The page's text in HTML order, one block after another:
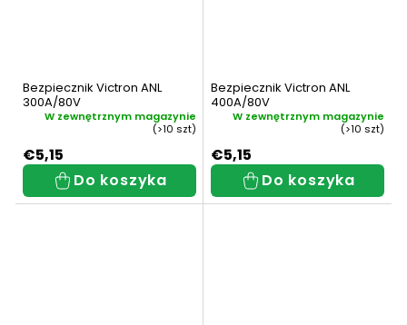
Bezpiecznik Victron ANL
300A/80V
W zewnętrznym magazynie
(>10 szt)
€5,15
Do koszyka
Bezpiecznik Victron ANL
400A/80V
W zewnętrznym magazynie
(>10 szt)
€5,15
Do koszyka